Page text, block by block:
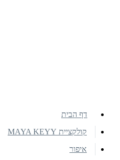
דף הבית
קולקציית MAYA KEYY
איפור